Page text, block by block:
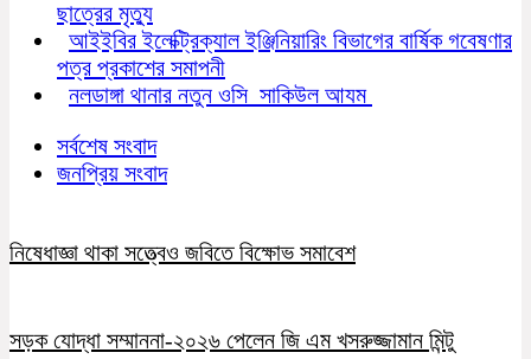
ছাত্রের মৃত্যু
আইইবির ইলেক্ট্রিক্যাল ইঞ্জিনিয়ারিং বিভাগের বার্ষিক গবেষণার
পত্র প্রকাশের সমাপনী
নলডাঙ্গা থানার নতুন ওসি সাকিউল আযম
সর্বশেষ সংবাদ
জনপ্রিয় সংবাদ
নিষেধাজ্ঞা থাকা সত্ত্বেও জবিতে বিক্ষোভ সমাবেশ
সড়ক যোদ্ধা সম্মাননা-২০২৬ পেলেন জি এম খসরুজ্জামান মিন্টু